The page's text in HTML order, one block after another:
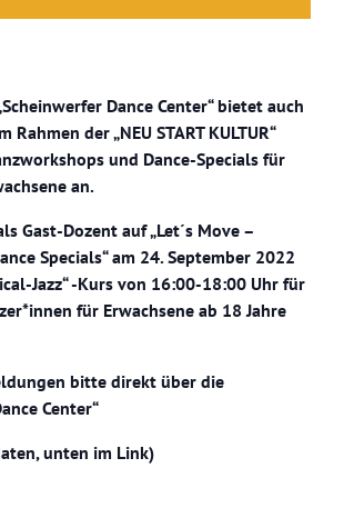
Dance Center“ bietet auch
Rahmen der „NEU START KULTUR“
und Dance-Specials für
an.
Gast-Dozent auf „Let´s Move –
Specials“ am 24. September 2022
Jazz“ -Kurs von 16:00-18:00 Uhr für
für Erwachsene ab 18 Jahre
bitte direkt über die
Center“
unten im Link)